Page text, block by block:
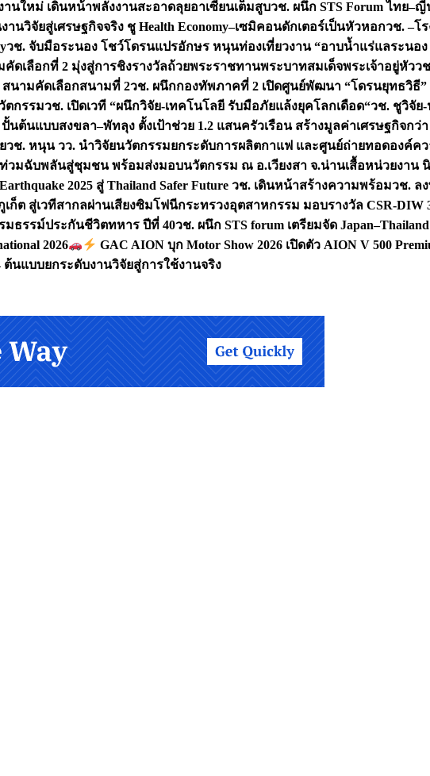
นใหม่ เดินหน้าพลังงานสะอาดลุยอาเซียนเต็มสูบวช. ผนึก STS Forum ไทย–
านวิจัยสู่เศรษฐกิจจริง ชู Health Economy–เซมิคอนดักเตอร์เป็นหัวหอกวช. –โ
วช. จับมือระนอง โชว์โดรนแปรอักษร หนุนท่องเที่ยวงาน “อาบน้ำแร่แลระนอง
ดเลือกที่ 2 มุ่งสู่การชิงรางวัลถ้วยพระราชทานพระบาทสมเด็จพระเจ้าอยู่หัวว
นามคัดเลือกสนามที่ 2วช. ผนึกกองทัพภาคที่ 2 เปิดศูนย์พัฒนา “โดรนยุทธวิธี
ตกรรมวช. เปิดเวที “ผนึกวิจัย-เทคโนโลยี รับมือภัยแล้งยุคโลกเดือด“วช. ชูวิจัย
ต้นแบบสงขลา–พัทลุง ตั้งเป้าช่วย 1.2 แสนครัวเรือน สร้างมูลค่าเศรษฐกิจกว่
วช. หนุน วว. นำวิจัยนวัตกรรมยกระดับการผลิตกาแฟ และศูนย์ถ่ายทอดองค์ค
วมฉับพลันสู่ชุมชน พร้อมส่งมอบนวัตกรรม ณ อ.เวียงสา จ.น่านเสื้อหน่วยงาน
2025 สู่ Thailand Safer Future วช. เดินหน้าสร้างความพร้อมวช. ล
ก็ต สู่เวทีสากลผ่านเสียงซิมโฟนีกระทรวงอุตสาหกรรม มอบรางวัล CSR-
ธรรม์ประกันชีวิตทหาร ปีที่ 40วช. ผนึก STS forum เตรียมจัด
2026
GAC AION บุก Motor Show 2026 เปิดตัว AION V 500
นแบบยกระดับงานวิจัยสู่การใช้งานจริง